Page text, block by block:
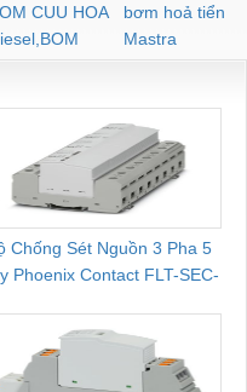
CUU HOA
CHAY
bơm hoả tiển
Mastra
Chống Sét Nguồn 3 Pha 5
Phoenix Contact FLT-SEC-